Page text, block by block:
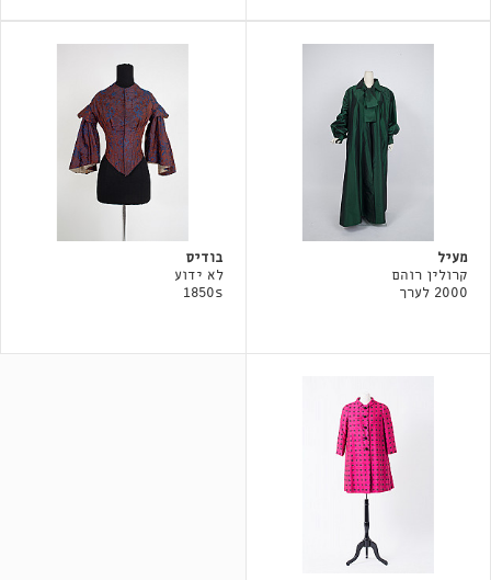
מעיל
קרולין רוהם
2000 לערך
בודיס
לא ידוע
1850s